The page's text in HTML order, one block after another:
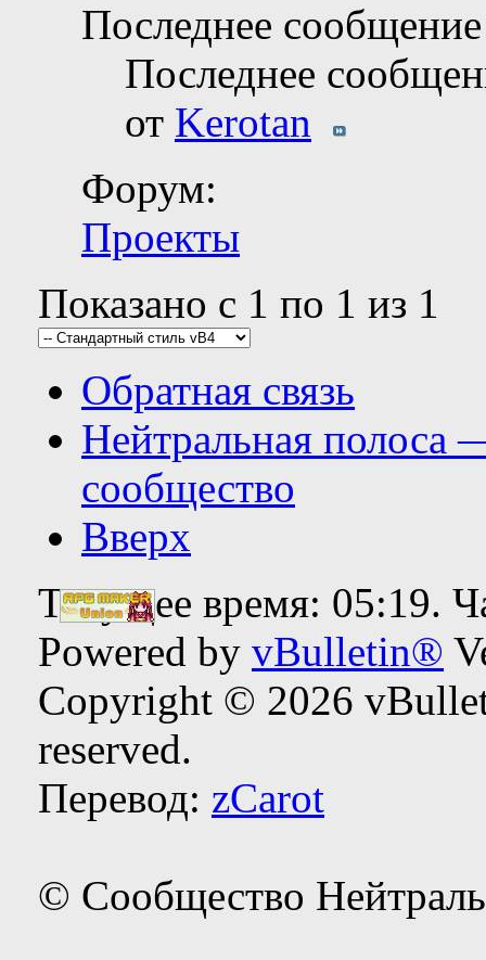
Последнее
Последнее
от Kerotan
Форум:
Проекты
Показано с 1 по 1 из 1
Обратная связь
Нейтральная полоса
сообщество
Вверх
Текущее время: 05:19.
Powered by vBulletin®
Copyright © 2026
reserved.
Перевод: zCarot
© Сообщество